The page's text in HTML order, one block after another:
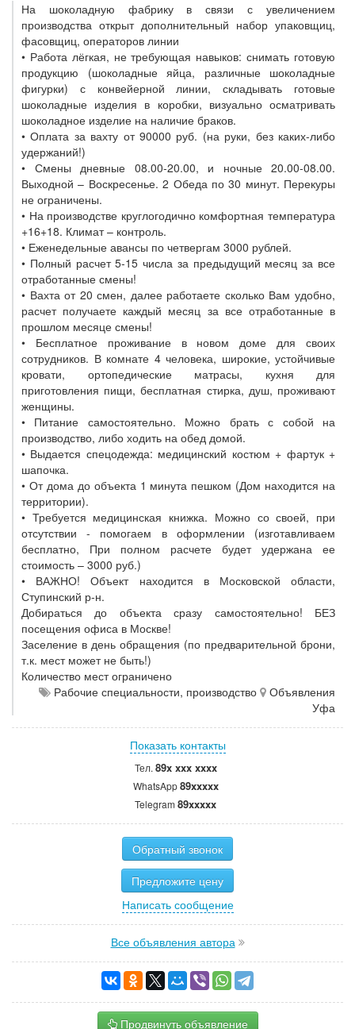
На шоколадную фабрику в связи с увеличением
производства открыт дополнительный набор упаковщиц,
фасовщиц, операторов линии
• Работа лёгкая, не требующая навыков: снимать готовую
продукцию (шоколадные яйца, различные шоколадные
фигурки) с конвейерной линии, складывать готовые
шоколадные изделия в коробки, визуально осматривать
шоколадное изделие на наличие браков.
• Оплата за вахту от 90000 руб. (на руки, без каких-либо
удержаний!)
• Смены дневные 08.00-20.00, и ночные 20.00-08.00.
Выходной – Воскресенье. 2 Обеда по 30 минут. Перекуры
не ограничены.
• На производстве круглогодично комфортная температура
+16+18. Климат – контроль.
• Еженедельные авансы по четвергам 3000 рублей.
• Полный расчет 5-15 числа за предыдущий месяц за все
отработанные смены!
• Вахта от 20 смен, далее работаете сколько Вам удобно,
расчет получаете каждый месяц за все отработанные в
прошлом месяце смены!
• Бесплатное проживание в новом доме для своих
сотрудников. В комнате 4 человека, широкие, устойчивые
кровати, ортопедические матрасы, кухня для
приготовления пищи, бесплатная стирка, душ, проживают
женщины.
• Питание самостоятельно. Можно брать с собой на
производство, либо ходить на обед домой.
• Выдается спецодежда: медицинский костюм + фартук +
шапочка.
• От дома до объекта 1 минута пешком (Дом находится на
территории).
• Требуется медицинская книжка. Можно со своей, при
отсутствии - помогаем в оформлении (изготавливаем
бесплатно, При полном расчете будет удержана ее
стоимость – 3000 руб.)
• ВАЖНО! Объект находится в Московской области,
Ступинский р-н.
Добираться до объекта сразу самостоятельно! БЕЗ
посещения офиса в Москве!
Заселение в день обращения (по предварительной брони,
т.к. мест может не быть!)
Количество мест ограничено
Рабочие специальности, производство
Объявления
Уфа
Показать контакты
Тел. 89x xxx xxxx
WhatsApp89xxxxx
Telegram 89xxxxx
Обратный звонок
Предложите цену
Написать сообщение
Все объявления автора
Продвинуть объявление